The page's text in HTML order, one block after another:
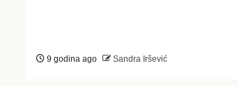
9 godina ago Sandra Iršević